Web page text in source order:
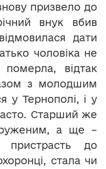
призвело до
внук вбив
дати
чоловіка не
відтак
з молодшим
у Тернополі, і у
Старший же
а ще –
до
стала чи